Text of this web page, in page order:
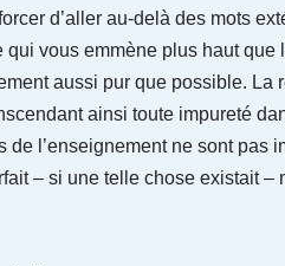
d’aller au-delà des mots
vous emmène plus haut que
aussi pur que possible. La
ainsi toute impureté
l’enseignement ne sont pas
– si une telle chose existait –